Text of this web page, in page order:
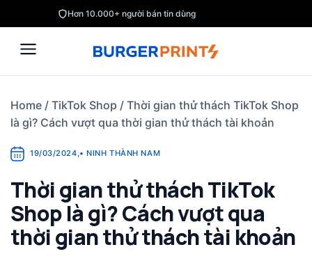
to
content
Hơn 10.000+ người bán tin dùng
Home / TikTok Shop / Thời gian thử thách TikTok Shop
là gì? Cách vượt qua thời gian thử thách tài khoản
19/03/2024,• NINH THÀNH NAM
Thời gian thử thách TikTok
Shop là gì? Cách vượt qua
thời gian thử thách tài khoản